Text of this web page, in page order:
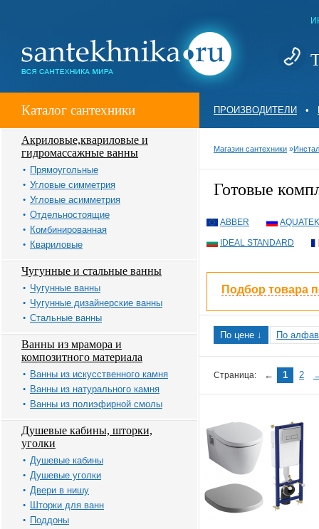
Каталог сантехники ПРОИЗВОДИТЕЛИ •
Акриловые,квариловые и
гидромассажные ванны
Прямоугольные
Угловые симметрия
Угловые асимметрия
Отдельностоящие
Комбинированная
Квариловые
Чугунные и стальные ванны
Чугунные ванны
Чугунные дизайнерские ванны
Стальные ванны
Ванны из мрамора и
композитного материала
Ванны из искусственного камня
Ванны из натурального камня
Ванны из полиэфирной смолы
Душевые кабины, шторки,
уголки
Душевые кабины
Душевые уголки
Двери в нишу
Шторки для ванн
Поддоны
Магазин сантехники »
Готовые
ABBER AQUATEK
IDEAL STANDARD
Подбор товара
По цене ↓ По
Страница: ← 1 2